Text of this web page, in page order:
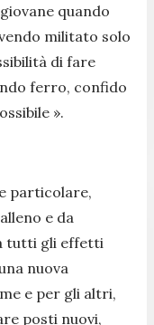
quando
militato solo
di fare
ferro, confido
».
particolare,
e da
tutti gli effetti
nuova
e per gli altri,
posti nuovi,